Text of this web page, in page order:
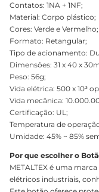
Contatos: 1NA + 1NF;
Material: Corpo plástico;
Cores: Verde e Vermelho;
Formato: Retangular;
Tipo de acionamento:
Dimensões: 31 x 40 x
Peso: 56g;
Vida elétrica: 500 x 10³
Vida mecânica:
Certificação: UL;
Temperatura de
Umidade: 45% ~ 85%
Por que escolher o
METALTEX é uma
elétricos industriais,